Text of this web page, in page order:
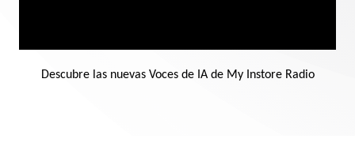
Descubre las nuevas Voces de IA de My Instore Radio